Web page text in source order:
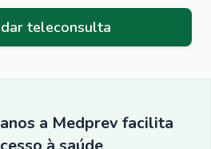
teleconsulta
a Medprev facilita